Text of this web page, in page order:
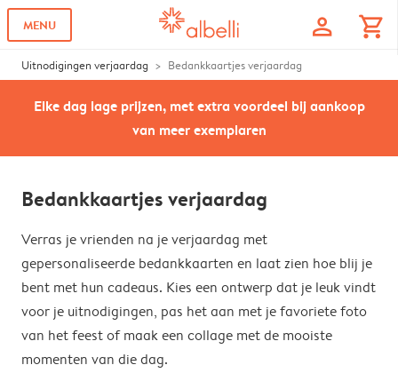
MENU profile shopping_cart
Uitnodigingen verjaardag Bedankkaartjes verjaardag
Elke dag lage prijzen, met extra voordeel bij aankoop
van meer exemplaren
Bedankkaartjes verjaardag
Verras je vrienden na je verjaardag met
gepersonaliseerde bedankkaarten en laat zien hoe blij je
bent met hun cadeaus. Kies een ontwerp dat je leuk vindt
voor je uitnodigingen, pas het aan met je favoriete foto
van het feest of maak een collage met de mooiste
momenten van die dag.